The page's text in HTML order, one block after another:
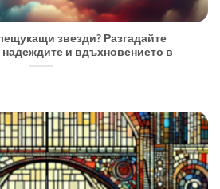
звезди? Разгадайте
и вдъхновението в